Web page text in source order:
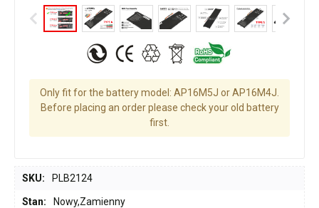
Only fit for the battery model: AP16M5J or AP16M4J.
Before placing an order please check your old battery
first.
SKU: PLB2124
Stan: Nowy,Zamienny